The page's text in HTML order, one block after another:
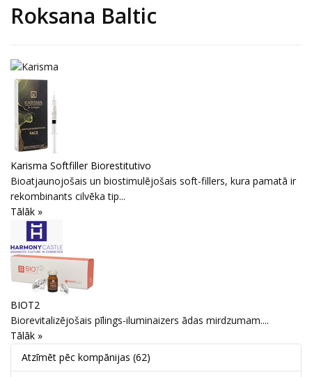
Roksana Baltic
Karisma Softfiller Biorestitutivo
Bioatjaunojošais un biostimulējošais soft-fillers, kura pamatā ir
rekombinants cilvēka tip...
Tālāk »
BIOT2
Biorevitalizējošais pīlings-iluminaizers ādas mirdzumam....
Tālāk »
Atzīmēt pēc kompānijas (62)